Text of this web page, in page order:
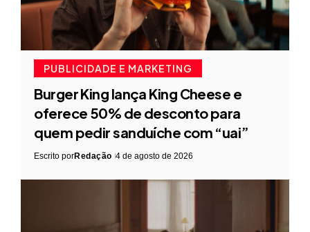
PUBLICIDADE E MARKETING
Burger King lança King Cheese e
oferece 50% de desconto para
quem pedir sanduíche com “uai”
Escrito porRedação 4 de agosto de 2026